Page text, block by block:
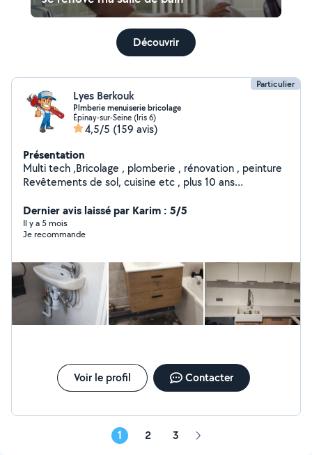
Découvrir
Particulier
Lyes Berkouk
Plmberie menuiserie bricolage
Épinay-sur-Seine (Iris 6)
4,5/5 (159 avis)
Présentation
Multi tech ,Bricolage , plomberie , rénovation , peinture
Revêtements de sol, cuisine etc , plus 10 ans
générale, Menuiserie :montage meubles , porte,
fenêtre, cuisine , peinture Serrurerie Revêtements de
sol, Branchement électrique Installation pompe à
directement ou laisser votre numéro en message pour
vous rappeler.****" cordialement
Dernier avis laissé par Karim : 5/5
Il y a 5 mois
Je recommande
Voir le profil Contacter
1 2 3 Page